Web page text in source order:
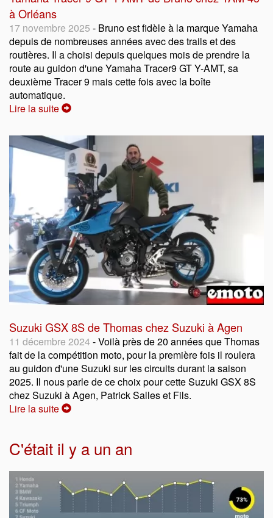
à Orléans
17 novembre 2025 - Bruno est fidèle à la marque Yamaha
depuis de nombreuses années avec des trails et des
routières. Il a choisi depuis quelques mois de prendre la
route au guidon d'une Yamaha Tracer9 GT Y-AMT, sa
deuxième Tracer 9 mais cette fois avec la boîte
automatique.
Lire la suite
Suzuki GSX 8S de Thomas chez Suzuki à Agen
11 décembre 2024- Voilà près de 20 années que Thomas
fait de la compétition moto, pour la première fois il roulera
au guidon d'une Suzuki sur les circuits durant la saison
2025. Il nous parle de ce choix pour cette Suzuki GSX 8S
chez Suzuki à Agen, Patrick Salles et Fils.
Lire la suite
C'était il y a un an